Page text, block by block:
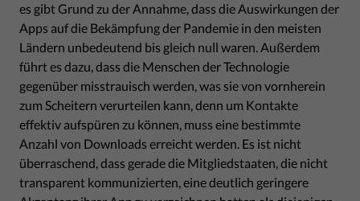
es gibt Grund zu der Annahme, dass die Auswirkungen der
Apps auf die Bekämpfung der Pandemie in den meisten
Ländern unbedeutend bis gleich null waren. Außerdem
führt es dazu, dass die Menschen der Technologie
gegenüber misstrauisch werden, was sie von vornherein
zum Scheitern verurteilen kann, denn um Kontakte
effektiv aufspüren zu können, muss eine bestimmte
Anzahl von Downloads erreicht werden. Es ist nicht
überraschend, dass gerade die Mitgliedstaaten, die nicht
transparent kommunizierten, eine deutlich geringere